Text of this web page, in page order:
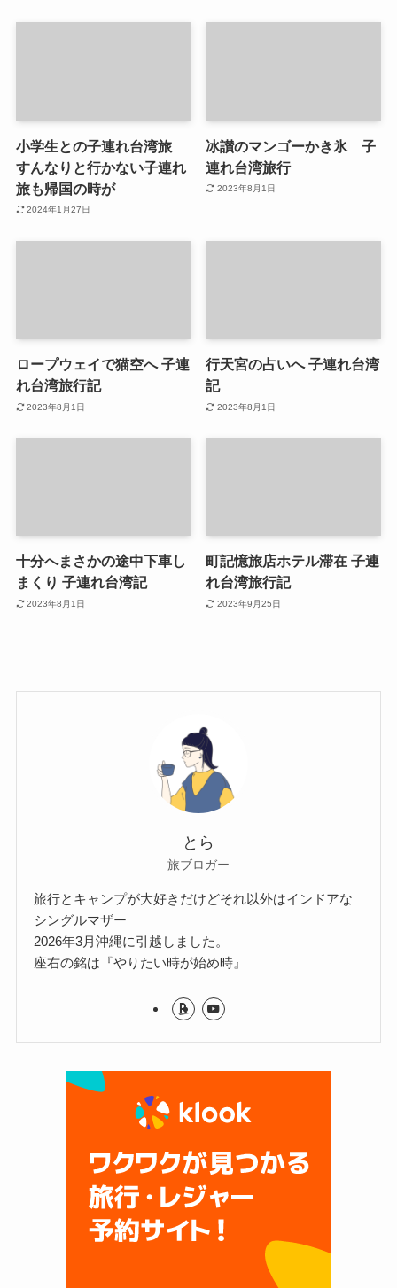
小学生との子連れ台湾旅
すんなりと行かない子連れ
旅も帰国の時が
2024年1月27日
冰讃のマンゴーかき氷 子
連れ台湾旅行
2023年8月1日
ロープウェイで猫空へ 子連
れ台湾旅行記
2023年8月1日
行天宮の占いへ 子連れ台湾
記
2023年8月1日
十分へまさかの途中下車し
まくり 子連れ台湾記
2023年8月1日
町記憶旅店ホテル滞在 子連
れ台湾旅行記
2023年9月25日
とら
旅ブロガー
旅行とキャンプが大好きだけどそれ以外はインドアな
シングルマザー
2026年3月沖縄に引越しました。
座右の銘は『やりたい時が始め時』